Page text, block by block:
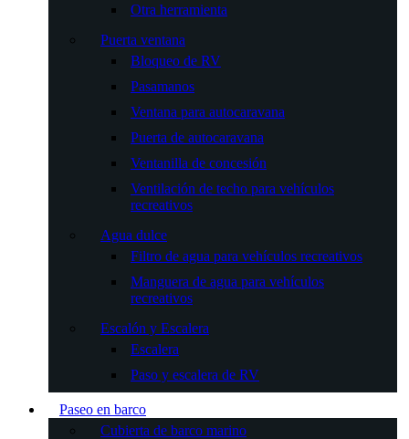
Otra herramienta
Puerta ventana
Bloqueo de RV
Pasamanos
Ventana para autocaravana
Puerta de autocaravana
Ventanilla de concesión
Ventilación de techo para vehículos
recreativos
Agua dulce
Filtro de agua para vehículos recreativos
Manguera de agua para vehículos
recreativos
Escalón y Escalera
Escalera
Paso y escalera de RV
Paseo en barco
Cubierta de barco marino